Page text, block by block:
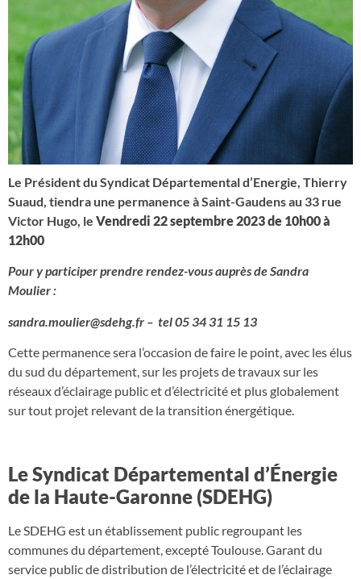
Le Président du Syndicat Départemental d’Energie, Thierry
Suaud, tiendra une permanence à Saint-Gaudens au 33 rue
Victor Hugo, le Vendredi 22 septembre 2023 de 10h00 à
12h00
Pour y participer prendre rendez-vous auprès de Sandra
Moulier :
sandra.moulier@sdehg.fr – tel 05 34 31 15 13
Cette permanence sera l’occasion de faire le point, avec les élus
du sud du département, sur les projets de travaux sur les
réseaux d’éclairage public et d’électricité et plus globalement
sur tout projet relevant de la transition énergétique.
Le Syndicat Départemental d’Énergie
de la Haute-Garonne (SDEHG)
Le SDEHG est un établissement public regroupant les
communes du département, excepté Toulouse. Garant du
service public de distribution de l’électricité et de l’éclairage